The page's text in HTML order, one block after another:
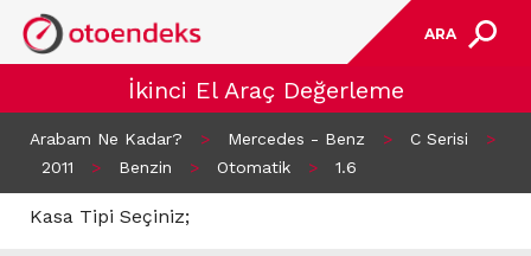
ARA
İkinci El Araç Değerleme
Arabam Ne Kadar? > Mercedes - Benz > C Serisi
>
2011
> Benzin > Otomatik > 1.6
Kasa Tipi Seçiniz;